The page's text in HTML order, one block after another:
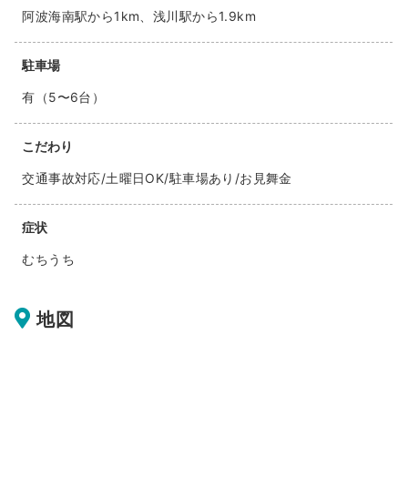
阿波海南駅から1km、浅川駅から1.9km
駐車場
有（5〜6台）
こだわり
交通事故対応/土曜日OK/駐車場あり/お見舞金
症状
むちうち
地図